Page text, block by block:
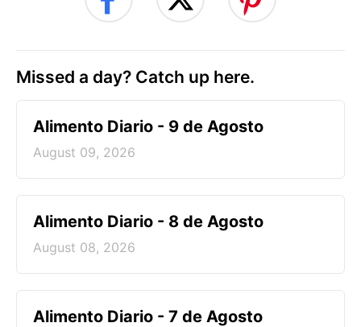
Missed a day? Catch up here.
Alimento Diario - 9 de Agosto
August 09, 2026
Alimento Diario - 8 de Agosto
August 08, 2026
Alimento Diario - 7 de Agosto